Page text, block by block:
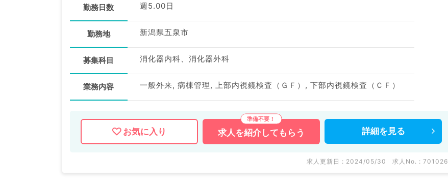
勤務日数 週5.00日
勤務地 新潟県五泉市
募集科目 消化器内科、消化器外科
業務内容 一般外来, 病棟管理, 上部内視鏡検査（ＧＦ）, 下部内視鏡検査（ＣＦ）
お気に入り 求人を紹介してもらう 詳細を 見る
求人更新日 : 2024/05/30 求人No. : 701026